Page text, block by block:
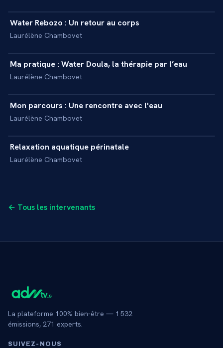
INTERVIEW
Water Rebozo : Un retour au corps
Laurélène Chambovet
INTERVIEW
Ma pratique : Water Doula, la thérapie par l’eau
Laurélène Chambovet
INTERVIEW
Mon parcours : Une rencontre avec l'eau
Laurélène Chambovet
REPORTAGE
Relaxation aquatique périnatale
Laurélène Chambovet
← Tous les intervenants
La plateforme 100% bien-être — 1 532
émissions, 271 experts.
SUIVEZ‑NOUS